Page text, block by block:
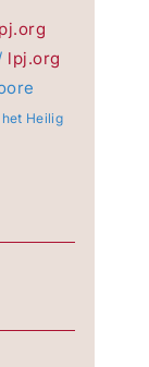
lpj.org
Heilig